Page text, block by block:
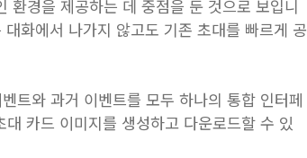
경을 제공하는 데 중점을 둔 것으로 보입니
화에서 나가지 않고도 기존 초대를 빠르게 공
트와 과거 이벤트를 모두 하나의 통합 인터페
카드 이미지를 생성하고 다운로드할 수 있